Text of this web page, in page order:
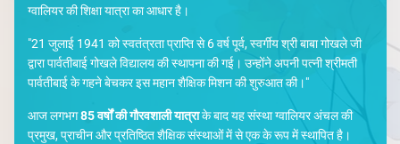
ग्वालियर की शिक्षा यात्रा का आधार है।
"21 जुलाई 1941 को स्वतंत्रता प्राप्ति से 6 वर्ष पूर्व, स्वर्गीय श्री बाबा गोखले जी
द्वारा पार्वतीबाई गोखले विद्यालय की स्थापना की गई। उन्होंने अपनी पत्नी श्रीमती
पार्वतीबाई के गहने बेचकर इस महान शैक्षिक मिशन की शुरुआत की।"
आज लगभग85 वर्षों की गौरवशाली यात्राके बाद यह संस्था ग्वालियर अंचल की
प्रमुख, प्राचीन और प्रतिष्ठित शैक्षिक संस्थाओं में से एक के रूप में स्थापित है।